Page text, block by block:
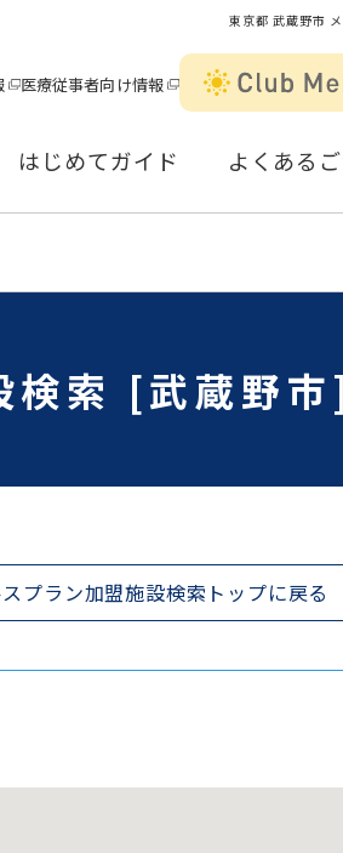
東京都 武蔵野市
医療従事者向け情報
はじめてガイド よくある
検索 [武蔵野市]
プラン加盟施設検索トップに戻る